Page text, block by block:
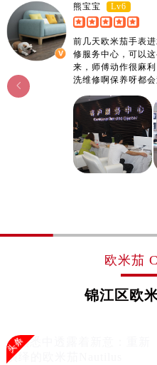
熊宝宝 Lv6
前几天欧米茄手表
修服务中心，可以
来，师傅动作很麻
洗维修啊保养呀都

欧米茄
锦江区欧
头条